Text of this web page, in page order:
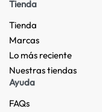
Tienda
Tienda
Marcas
Lo más reciente​
Nuestras tiendas​
Ayuda
FAQs